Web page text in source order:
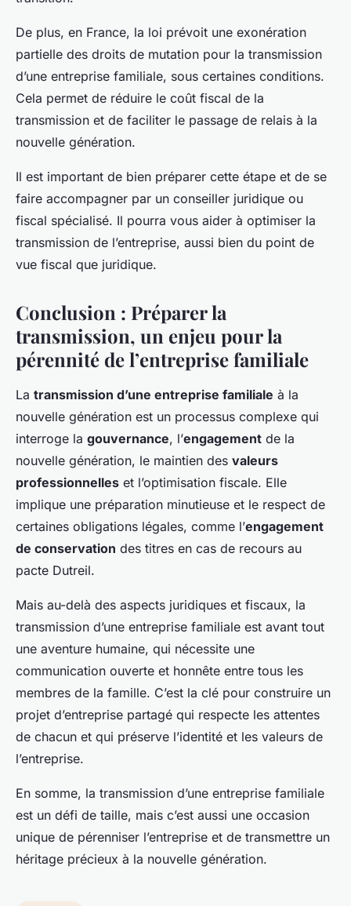
De plus, en France, la loi prévoit une exonération
partielle des droits de mutation pour la transmission
d’une entreprise familiale, sous certaines conditions.
Cela permet de réduire le coût fiscal de la
transmission et de faciliter le passage de relais à la
nouvelle génération.
Il est important de bien préparer cette étape et de se
faire accompagner par un conseiller juridique ou
fiscal spécialisé. Il pourra vous aider à optimiser la
transmission de l’entreprise, aussi bien du point de
vue fiscal que juridique.
Conclusion : Préparer la
transmission, un enjeu pour la
pérennité de l’entreprise familiale
La transmission d’une entreprise familiale à la
nouvelle génération est un processus complexe qui
interroge la gouvernance, l’engagement de la
nouvelle génération, le maintien des valeurs
professionnelles et l’optimisation fiscale. Elle
implique une préparation minutieuse et le respect de
certaines obligations légales, comme l’engagement
de conservation des titres en cas de recours au
pacte Dutreil.
Mais au-delà des aspects juridiques et fiscaux, la
transmission d’une entreprise familiale est avant tout
une aventure humaine, qui nécessite une
communication ouverte et honnête entre tous les
membres de la famille. C’est la clé pour construire un
projet d’entreprise partagé qui respecte les attentes
de chacun et qui préserve l’identité et les valeurs de
l’entreprise.
En somme, la transmission d’une entreprise familiale
est un défi de taille, mais c’est aussi une occasion
unique de pérenniser l’entreprise et de transmettre un
héritage précieux à la nouvelle génération.